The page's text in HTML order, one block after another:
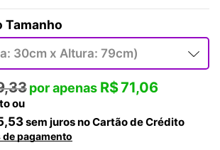
Tamanho
R$71,06
ou
sem juros no Cartão de Crédito
pagamento